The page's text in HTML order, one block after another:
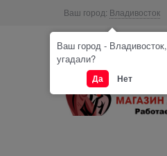
Ваш город: Владивосток
Ваш город - Владивосток,
угадали?
Да Нет